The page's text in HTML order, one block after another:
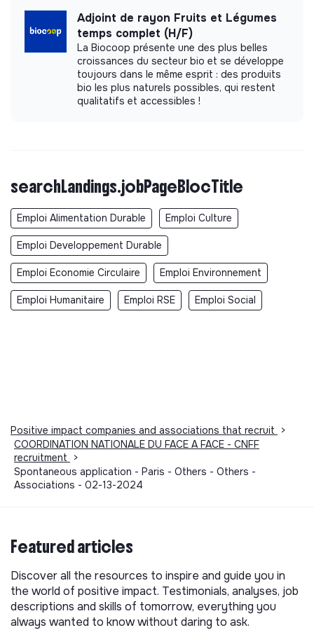
Adjoint de rayon Fruits et Légumes
temps complet (H/F)
La Biocoop présente une des plus belles
croissances du secteur bio et se développe
toujours dans le même esprit : des produits
bio les plus naturels possibles, qui restent
qualitatifs et accessibles !
searchLandings.jobPageBlocTitle
Emploi Alimentation Durable Emploi Culture
Emploi Developpement Durable
Emploi Economie Circulaire Emploi Environnement
Emploi Humanitaire Emploi RSE Emploi Social
Positive impact companies and associations that recruit
>
COORDINATION NATIONALE DU FACE A FACE - CNFF
recruitment
>
Spontaneous application - Paris - Others - Others -
Associations - 02-13-2024
Featured articles
Discover all the resources to inspire and guide you in
the world of positive impact. Testimonials, analyses, job
descriptions and skills of tomorrow, everything you
always wanted to know without daring to ask.